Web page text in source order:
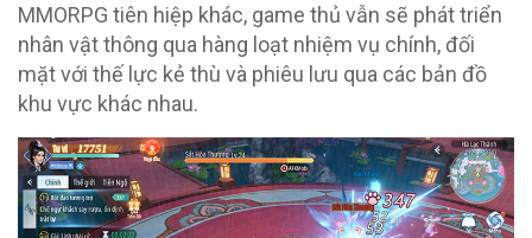
MMORPG tiên hiệp khác, game thủ vẫn sẽ phát triển
nhân vật thông qua hàng loạt nhiệm vụ chính, đối
mặt với thế lực kẻ thù và phiêu lưu qua các bản đồ
khu vực khác nhau.